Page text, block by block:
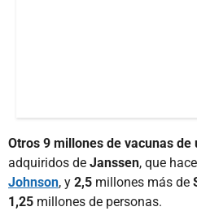
Otros 9 millones de vacunas de
adquiridos de Janssen, que
Johnson, y 2,5 millones más de
1,25 millones de personas.